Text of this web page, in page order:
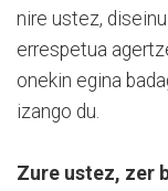
nire ustez,
errespetua
onekin egina
izango du.
Zure ustez, zer